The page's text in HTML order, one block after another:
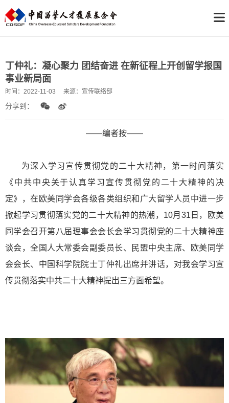
丁仲礼：凝心聚力 团结奋进 在新征程上开创留学报国
事业新局面
时间： 2022-11-03 来源： 宣传联络部
分享到：
——编者按——
为深入学习宣传贯彻党的二十大精神，第一时间落实
《中共中央关于认真学习宣传贯彻党的二十大精神的决
定》，在欧美同学会各级各类组织和广大留学人员中进一步
掀起学习贯彻落实党的二十大精神的热潮，10月31日，欧美
同学会召开第八届理事会会长会学习贯彻党的二十大精神座
谈会，全国人大常委会副委员长、民盟中央主席、欧美同学
会会长、中国科学院院士丁仲礼出席并讲话，对我会学习宣
传贯彻落实中共二十大精神提出三方面希望。